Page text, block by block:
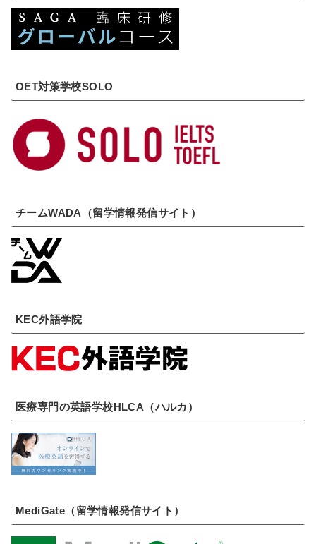
OET対策学校SOLO
チームWADA（留学情報発信サイト）
KEC外語学院
医療専門の英語学校HLCA（ハルカ）
MediGate（留学情報発信サイト）